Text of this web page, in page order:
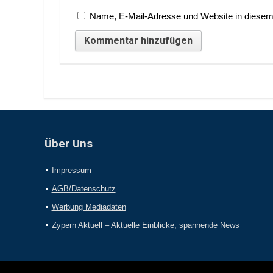
Name, E-Mail-Adresse und Website in
Über Uns
Impressum
AGB/Datenschutz
Werbung Mediadaten
Zypern Aktuell – Aktuelle Einblicke, spannende News